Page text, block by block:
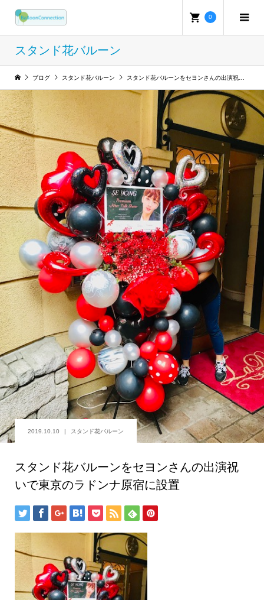
0
スタンド花バルーン
ブログ スタンド花バルーン スタンド花バルーンをセヨンさんの出演祝いで東京のラドンナ原宿に設置
2019.10.10 スタンド花バルーン
スタンド花バルーンをセヨンさんの出演祝
いで東京のラドンナ原宿に設置